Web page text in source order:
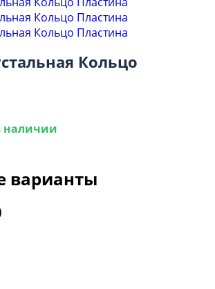
Кольцо
наличии
варианты